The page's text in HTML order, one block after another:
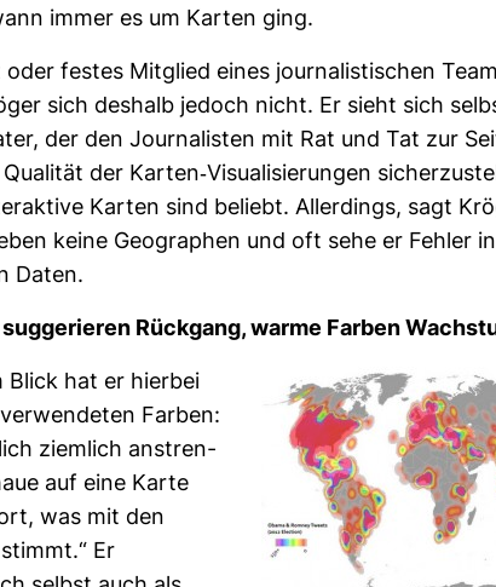
immer es um Karten ging.
oder festes Mit­glied eines jour­na­lis­ti­schen
sich des­halb jedoch nicht. Er sieht sich
der den Jour­na­listen mit Rat und Tat zur
Qua­lität der Karten-​Visua­li­sie­rungen
Karten sind beliebt. Aller­dings, sagt
keine Geo­gra­phen und oft sehe er Fehler
Daten.
Rück­gang, warme Farben
Blick hat er hierbei
Farben:
ziem­lich anstren­
auf eine Karte
was mit den
Er